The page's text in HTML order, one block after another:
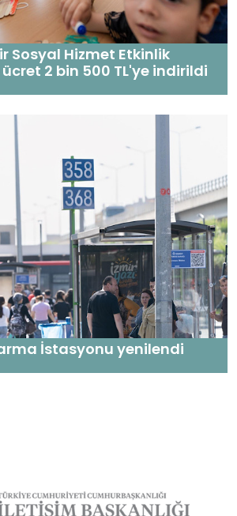
Sosyal Hizmet Etkinlik
2 bin 500 TL'ye indirildi
İstasyonu yenilendi